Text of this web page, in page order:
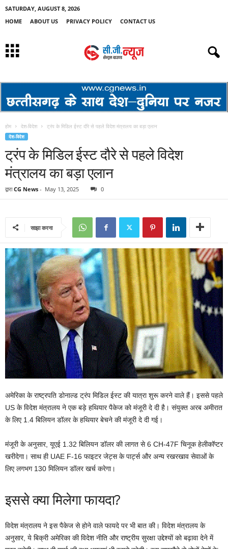
SATURDAY, AUGUST 8, 2026
HOME
ABOUT US PRIVACY POLICY CONTACT US
होम देश-विदेश ट्रंप के मिडिल ईस्ट दौरे से पहले विदेश मंत्रालय का बड़ा एलान
देश-विदेश
ट्रंप के मिडिल ईस्ट दौरे से पहले विदेश
मंत्रालय का बड़ा एलान
द्वारा CG News - May 13, 2025 0
साझा करना
अमेरिका के राष्ट्रपति डोनाल्ड ट्रंप मिडिल ईस्ट की यात्रा शुरू करने वाले हैं। इससे पहले
US के विदेश मंत्रालय ने एक बड़े हथियार पैकेज को मंजूरी दे दी है। संयुक्त अरब अमीरात
के लिए 1.4 बिलियन डॉलर के हथियार बेचने की मंजूरी दे दी गई।
मंजूरी के अनुसार, यूएई 1.32 बिलियन डॉलर की लागत से 6 CH-47F चिनूक हेलीकॉप्टर
खरीदेगा। साथ ही UAE F-16 फाइटर जेट्स के पार्ट्स और अन्य रखरखाव सेवाओं के
लिए लगभग 130 मिलियन डॉलर खर्च करेगा।
इससे क्या मिलेगा फायदा?
विदेश मंत्रालय ने इस पैकेज से होने वाले फायदे पर भी बात की। विदेश मंत्रालय के
अनुसार, ये बिक्री अमेरिका की विदेश नीति और राष्ट्रीय सुरक्षा उद्देश्यों को बढ़ावा देने में